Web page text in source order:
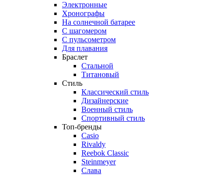
Электронные
Хронографы
На солнечной батарее
С шагомером
С пульсометром
Для плавания
Браслет
Стальной
Титановый
Стиль
Классический стиль
Дизайнерские
Военный стиль
Спортивный стиль
Топ-бренды
Casio
Rivaldy
Reebok Classic
Steinmeyer
Слава